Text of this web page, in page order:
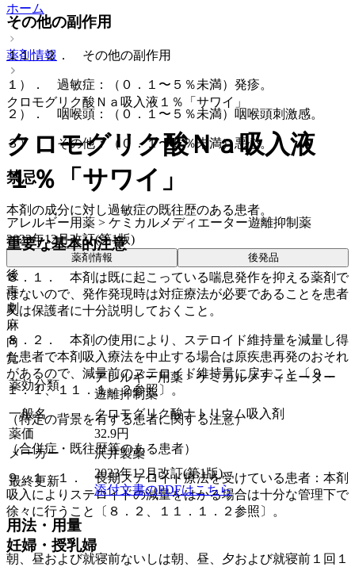
その他の副作用
１１．２． その他の副作用
１）． 過敏症：（０．１〜５％未満）発疹。
２）． 咽喉頭：（０．１〜５％未満）咽喉頭刺激感。
３）． その他：（０．１〜５％未満）悪心。
禁忌
本剤の成分に対し過敏症の既往歴のある患者。
重要な基本的注意
８．１． 本剤は既に起こっている喘息発作を抑える薬剤で
はないので、発作発現時は対症療法が必要であることを患者
又は保護者に十分説明しておくこと。
８．２． 本剤の使用により、ステロイド維持量を減量し得
た患者で本剤吸入療法を中止する場合は原疾患再発のおそれ
があるので、減量前のステロイド維持量に戻すこと〔９．
１．１、１１．１．２参照〕。
（特定の背景を有する患者に関する注意）
（合併症・既往歴等のある患者）
９．１．１． 長期ステロイド療法を受けている患者：本剤
吸入によりステロイドの減量をはかる場合は十分な管理下で
徐々に行うこと〔８．２、１１．１．２参照〕。
妊婦・授乳婦
ホーム
薬剤情報
クロモグリク酸Ｎａ吸入液１％「サワイ」
クロモグリク酸Ｎａ吸入液
１％「サワイ」
アレルギー用薬 > ケミカルメディエーター遊離抑制薬
2023年12月改訂(第1版)
薬剤情報 後発品
後
毒
劇
麻
向
覚
薬効分類
アレルギー用薬 > ケミカルメディエーター
遊離抑制薬
一般名
クロモグリク酸ナトリウム吸入剤
薬価
32.9円
メーカー
沢井製薬
最終更新
2023年12月改訂(第1版)
添付文書のPDFはこちら
用法・用量
朝、昼および就寝前ないしは朝、昼、夕および就寝前１回１